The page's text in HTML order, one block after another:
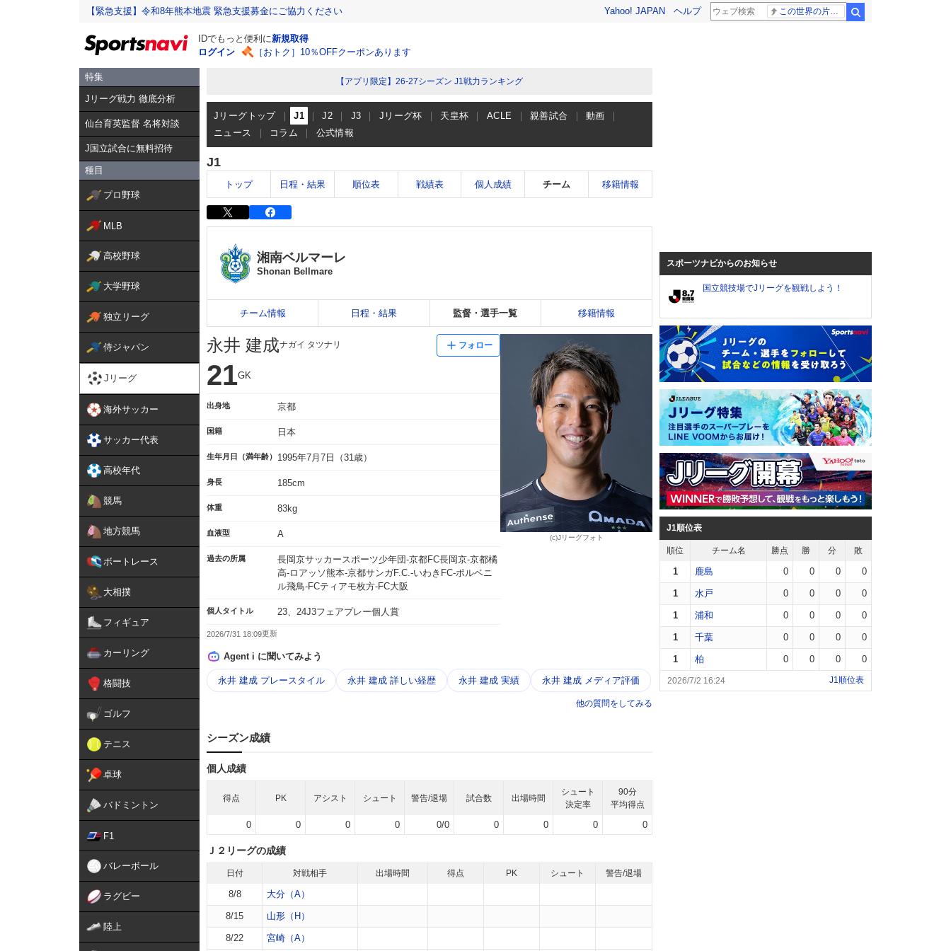
【緊急支援】令和8年熊本地震 緊急支援募金にご協力ください Yahoo! JAPAN ヘルプ
IDでもっと便利に新規取得
ログイン
［おトク］10％OFFクーポンあります
特集
Jリーグ戦力 徹底分析
仙台育英監督 名将対談
J国立試合に無料招待
種目
プロ野球
MLB
高校野球
大学野球
独立リーグ
侍ジャパン
Jリーグ
海外サッカー
サッカー代表
高校年代
競馬
地方競馬
ボートレース
大相撲
フィギュア
カーリング
格闘技
ゴルフ
テニス
卓球
バドミントン
F1
バレーボール
ラグビー
陸上
【アプリ限定】26-27シーズン J1戦力ランキング
Jリーグトップ J1 J2 J3 Jリーグ杯 天皇杯 ACLE 親善試合
動画
ニュース
コラム 公式情報
J1
トップ 日程・結果 順位表 戦績表 個人成績 チーム 移籍情報
湘南ベルマーレ
Shonan Bellmare
チーム情報 日程・結果 監督・選手一覧 移籍情報
永井 建成ナガイ タツナリ フォロー
21GK
出身地 京都
国籍 日本
生年月日（満年齢） 1995年7月7日（31歳）
身長 185cm
体重 83kg
血液型 A
過去の所属
長岡京サッカースポーツ少年団-京都FC長岡京-京都橘
高-ロアッソ熊本-京都サンガF.C.-いわきFC-ポルベニ
ル飛鳥-FCティアモ枚方-FC大阪
個人タイトル 23、24J3フェアプレー個人賞
(c)Jリーグフォト
2026/7/31 18:09
Agent i に聞いてみよう
永井 建成 プレースタイル 永井 建成 詳しい経歴 永井 建成 実績 永井 建成 メディア評価
他の質問をしてみる
シーズン成績
個人成績
得点 PK アシスト シュート 警告/退場 試合数 出場時間
シュート
決定率
90分
平均得点
0 0 0 0 0/0 0 0 0 0
Ｊ２リーグの成績
日付 対戦相手 出場時間 得点 PK シュート 警告/退場
8/8 大分（A）
8/15 山形（H）
8/22 宮崎（A）
スポーツナビからのお知らせ
国立競技場でJリーグを観戦しよう！
J1順位表
順位 チーム名 勝点 勝 分 敗
1 鹿島 0 0 0 0
1 水戸 0 0 0 0
1 浦和 0 0 0 0
1 千葉 0 0 0 0
1 柏 0 0 0 0
2026/7/2 16:24 J1順位表